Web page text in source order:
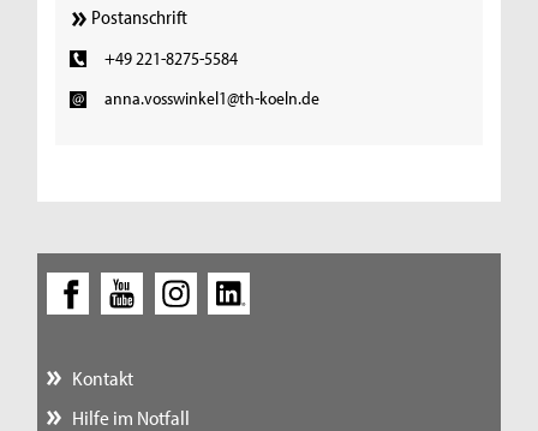
Postanschrift
+49 221-8275-5584
anna.vosswinkel1@th-koeln.de
Kontakt
Hilfe im Notfall